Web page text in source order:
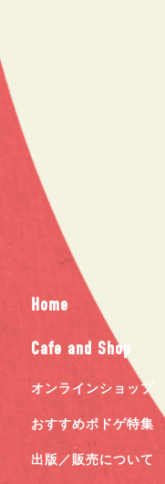
Home
Cafe and Shop
オンラインショップ
おすすめボドゲ特集
出版／販売について